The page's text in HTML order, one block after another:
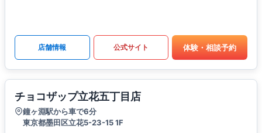
店舗情報 公式サイト 体験・相談予約
チョコザップ立花五丁目店
鐘ヶ淵駅から車で6分
東京都墨田区立花5-23-15 1F